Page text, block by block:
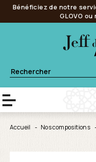
Bénéficiez de notre
GLOVO
Accueil Nos compositions